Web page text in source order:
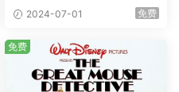
@HDHome [BDISO 19.7GB]
2024-07-01 免费
免费